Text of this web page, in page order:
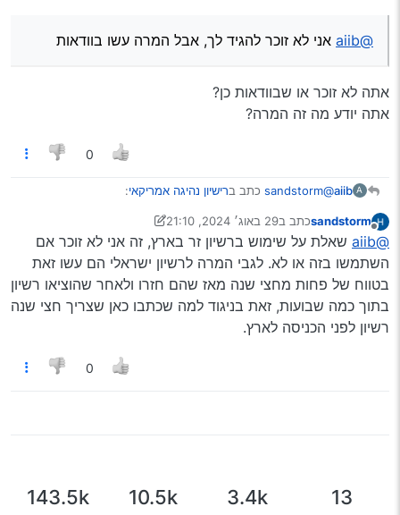
@aiib אני לא זוכר להגיד לך, אבל המרה עשו בוודאות
אתה לא זוכר או שבוודאות כן?
אתה יודע מה זה המרה?
0
A
aiib
@sandstorm כתב ברישיון נהיגה אמריקאי:
@aiib אני לא זוכר להגיד לך, אבל המרה עשו בוודאות
אתה לא זוכר או שבוודאות כן?
אתה יודע מה זה המרה?
מנותק
sandstormכתב ב29 באוג׳ 2024, 21:10
נערך לאחרונה על ידי sandstorm
@aiib
שאלת על שימוש ברשיון זר בארץ, זה אני לא זוכר אם
השתמשו בזה או לא. לגבי המרה לרשיון ישראלי הם עשו זאת
בטווח של פחות מחצי שנה מאז שהם חזרו ולאחר שהוציאו רשיון
בתוך כמה שבועות, זאת בניגוד למה שכתבו כאן שצריך חצי שנה
רשיון לפני הכניסה לארץ.
0
13
3.4k
10.5k
143.5k